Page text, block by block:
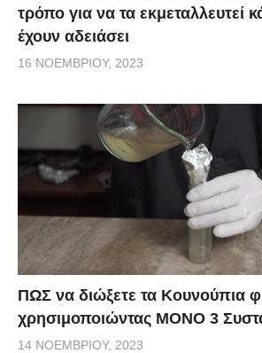
τρόπο για να τα εκμεταλλευτεί
έχουν αδειάσει
16 ΝΟΕΜΒΡΊΟΥ, 2023
ΠΩΣ να διώξετε τα Κουνούπια
χρησιμοποιώντας ΜΟΝΟ 3
14 ΝΟΕΜΒΡΊΟΥ, 2023